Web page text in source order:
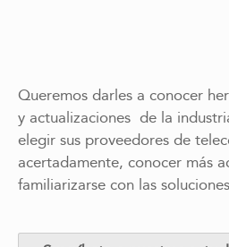
Queremos darles a conocer
y actualizaciones de la
elegir sus proveedores de
acertadamente, conocer más
familiarizarse con las